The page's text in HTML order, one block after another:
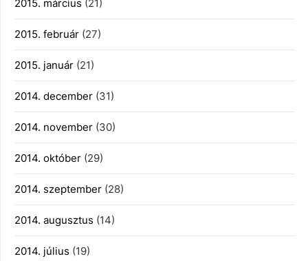
2015. március (21)
2015. február (27)
2015. január (21)
2014. december (31)
2014. november (30)
2014. október (29)
2014. szeptember (28)
2014. augusztus (14)
2014. július (19)